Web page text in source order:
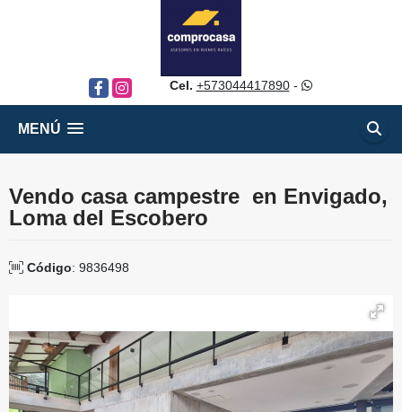
FacebookInstagram Cel. +573044417890-
MENÚ
Vendo casa campestre en Envigado,
Loma del Escobero
Código: 9836498